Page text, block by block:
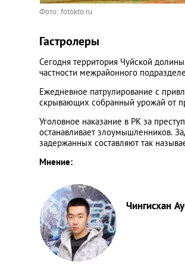
Фото: fotokto.ru
Гастролеры
Сегодня территория Чуйской
частности межрайонного
Ежедневное патрулирование с
скрывающих собранный урожай от
Уголовное наказание в РК за
останавливает злоумышленников.
задержанных составляют так
Мнение:
Чингисхан